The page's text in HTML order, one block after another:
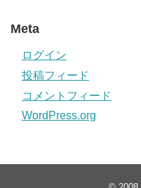
Meta
ログイン
投稿フィード
コメントフィード
WordPress.org